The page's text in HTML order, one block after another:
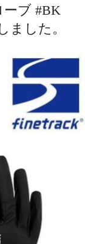
ブ #BK
ました。